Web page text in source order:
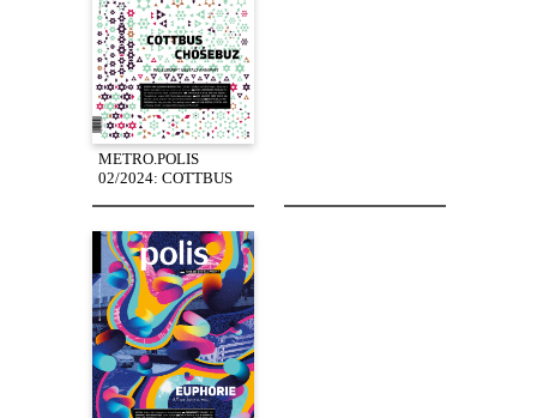
METRO.POLIS
02/2024: COTTBUS